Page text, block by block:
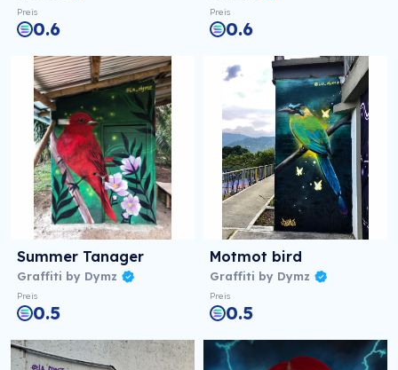
Preis
0.6
Preis
0.6
Summer Tanager
Graffiti by Dymz
Preis
0.5
Motmot bird
Graffiti by Dymz
Preis
0.5